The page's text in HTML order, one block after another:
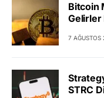
Bitcoin
Gelirler
7 AĞUSTOS
STRC